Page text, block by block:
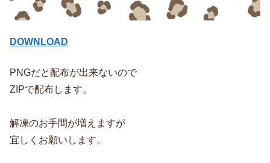
DOWNLOAD
PNGだと配布が出来ないので
ZIPで配布します。
解凍のお手間が増えますが
宜しくお願いします。